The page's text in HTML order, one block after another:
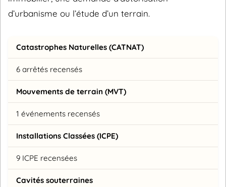
d’urbanisme ou l’étude d’un terrain.
Catastrophes Naturelles (CATNAT)
6 arrêtés recensés
Mouvements de terrain (MVT)
1 événements recensés
Installations Classées (ICPE)
9 ICPE recensées
Cavités souterraines